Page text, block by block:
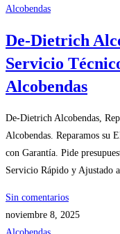
Alcobendas
De-Dietrich
Servicio
Alcobendas
De-Dietrich Alcobendas,
Alcobendas. Reparamos su
con Garantía. Pide
Servicio Rápido y Ajustado
Sin comentarios
noviembre 8, 2025